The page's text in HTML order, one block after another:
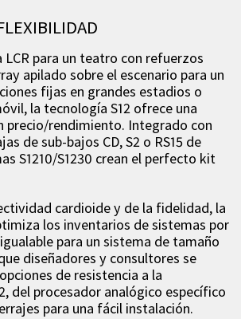
LCR para un teatro con refuerzos
apilado sobre el escenario para un
fijas en grandes estadios o
la tecnología S12 ofrece una
precio/rendimiento. Integrado con
de sub-bajos CD, S2 o RS15 de
S1210/S1230 crean el perfecto kit
cardioide y de la fidelidad, la
los inventarios de sistemas por
para un sistema de tamaño
diseñadores y consultores se
de resistencia a la
del procesador analógico específico
para una fácil instalación.